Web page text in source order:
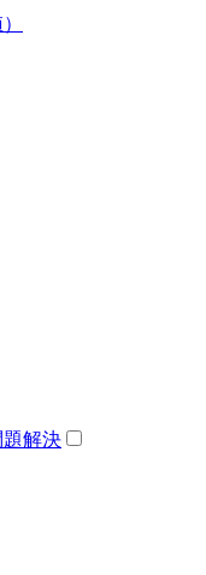
解決